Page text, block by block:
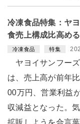
冷凍食品特集：ヤ
食売上構成比高める
冷凍食品 特集
ヤヨイサンフー
は、売上高が前年
00万円、営業利益
収減益となった。
拡販しようを合言